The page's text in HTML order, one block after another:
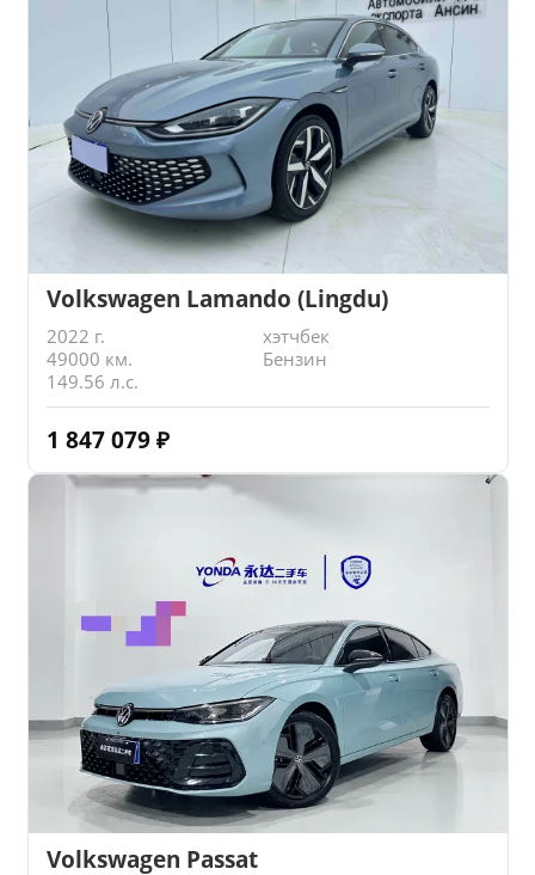
Volkswagen Lamando (Lingdu)
2022 г.
хэтчбек
49000 км.
Бензин
149.56 л.с.
1 847 079 ₽
Volkswagen Passat